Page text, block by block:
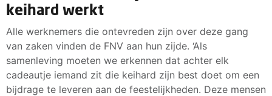
keihard werkt
Alle werknemers die ontevreden zijn over deze gang
van zaken vinden de FNV aan hun zijde. ‘Als
samenleving moeten we erkennen dat achter elk
cadeautje iemand zit die keihard zijn best doet om een
bijdrage te leveren aan de feestelijkheden. Deze mensen